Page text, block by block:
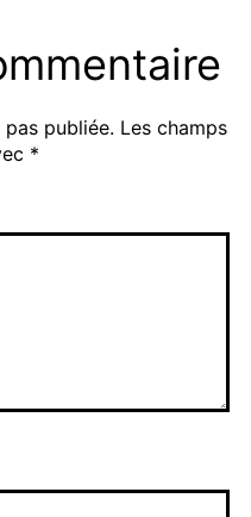
publiée. Les champs
*